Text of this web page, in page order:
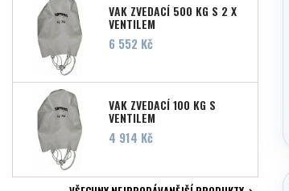
VAK ZVEDACÍ 500 KG S 2 X
VENTILEM
Cena
6 552 Kč
VAK ZVEDACÍ 100 KG S
VENTILEM
Cena
4 914 Kč